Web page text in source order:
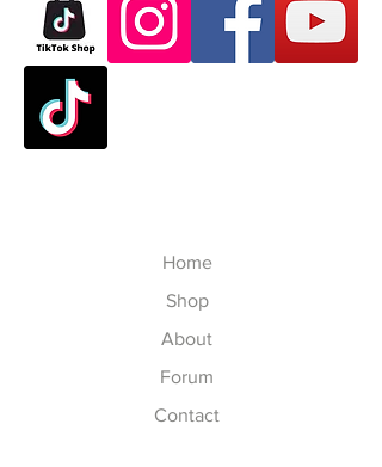
Home
Shop
About
Forum
Contact